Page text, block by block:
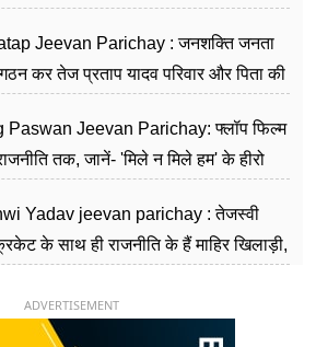
Jeevan Parichay : जनशक्ति जनता
कर तेज प्रताप यादव परिवार और पिता की
Paswan Jeevan Parichay: फ्लॉप फिल्म
तक, जानें- 'मिले न मिले हम' के हीरो
Yadav jeevan parichay : तेजस्वी
के साथ ही राजनीति के हैं माहिर खिलाड़ी,
ADVERTISEMENT